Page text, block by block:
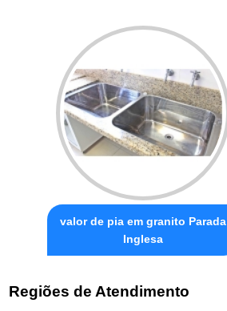
valor de pia em granito Parada
Inglesa
Regiões de Atendimento